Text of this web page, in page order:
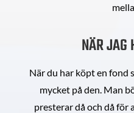
NÄR JAG
När du har köpt en fond
mycket på den. Man
presterar då och då för